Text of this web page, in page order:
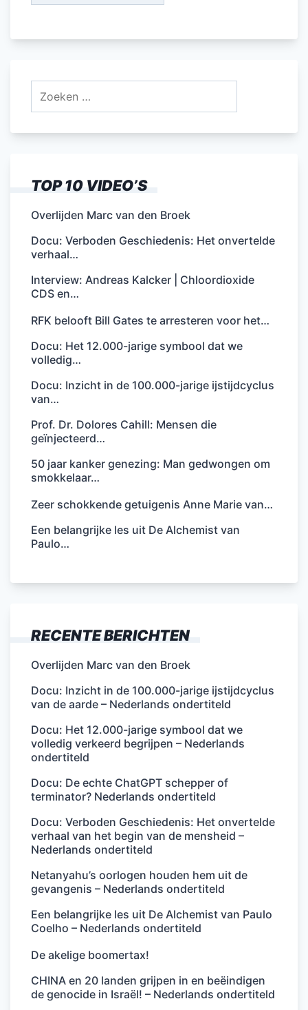
TOP 10 VIDEO’S
Overlijden Marc van den Broek
Docu: Verboden Geschiedenis: Het onvertelde
verhaal…
Interview: Andreas Kalcker | Chloordioxide
CDS en…
RFK belooft Bill Gates te arresteren voor het…
Docu: Het 12.000-jarige symbool dat we
volledig…
Docu: Inzicht in de 100.000-jarige ijstijdcyclus
van…
Prof. Dr. Dolores Cahill: Mensen die
geïnjecteerd…
50 jaar kanker genezing: Man gedwongen om
smokkelaar…
Zeer schokkende getuigenis Anne Marie van…
Een belangrijke les uit De Alchemist van
Paulo…
RECENTE BERICHTEN
Overlijden Marc van den Broek
Docu: Inzicht in de 100.000-jarige ijstijdcyclus
van de aarde – Nederlands ondertiteld
Docu: Het 12.000-jarige symbool dat we
volledig verkeerd begrijpen – Nederlands
ondertiteld
Docu: De echte ChatGPT schepper of
terminator? Nederlands ondertiteld
Docu: Verboden Geschiedenis: Het onvertelde
verhaal van het begin van de mensheid –
Nederlands ondertiteld
Netanyahu’s oorlogen houden hem uit de
gevangenis – Nederlands ondertiteld
Een belangrijke les uit De Alchemist van Paulo
Coelho – Nederlands ondertiteld
De akelige boomertax!
CHINA en 20 landen grijpen in en beëindigen
de genocide in Israël! – Nederlands ondertiteld